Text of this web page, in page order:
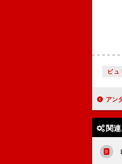
ピ
アンダ
関